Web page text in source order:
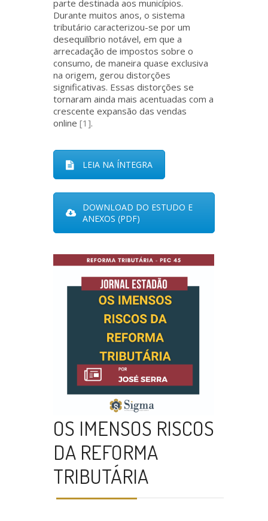
parte destinada aos municípios.
Durante muitos anos, o sistema
tributário caracterizou-se por um
desequilíbrio notável, em que a
arrecadação de impostos sobre o
consumo, de maneira quase exclusiva
na origem, gerou distorções
significativas. Essas distorções se
tornaram ainda mais acentuadas com a
crescente expansão das vendas
online [1].
LEIA NA ÍNTEGRA
DOWNLOAD DO ESTUDO E
ANEXOS (PDF)
OS IMENSOS RISCOS
DA REFORMA
TRIBUTÁRIA